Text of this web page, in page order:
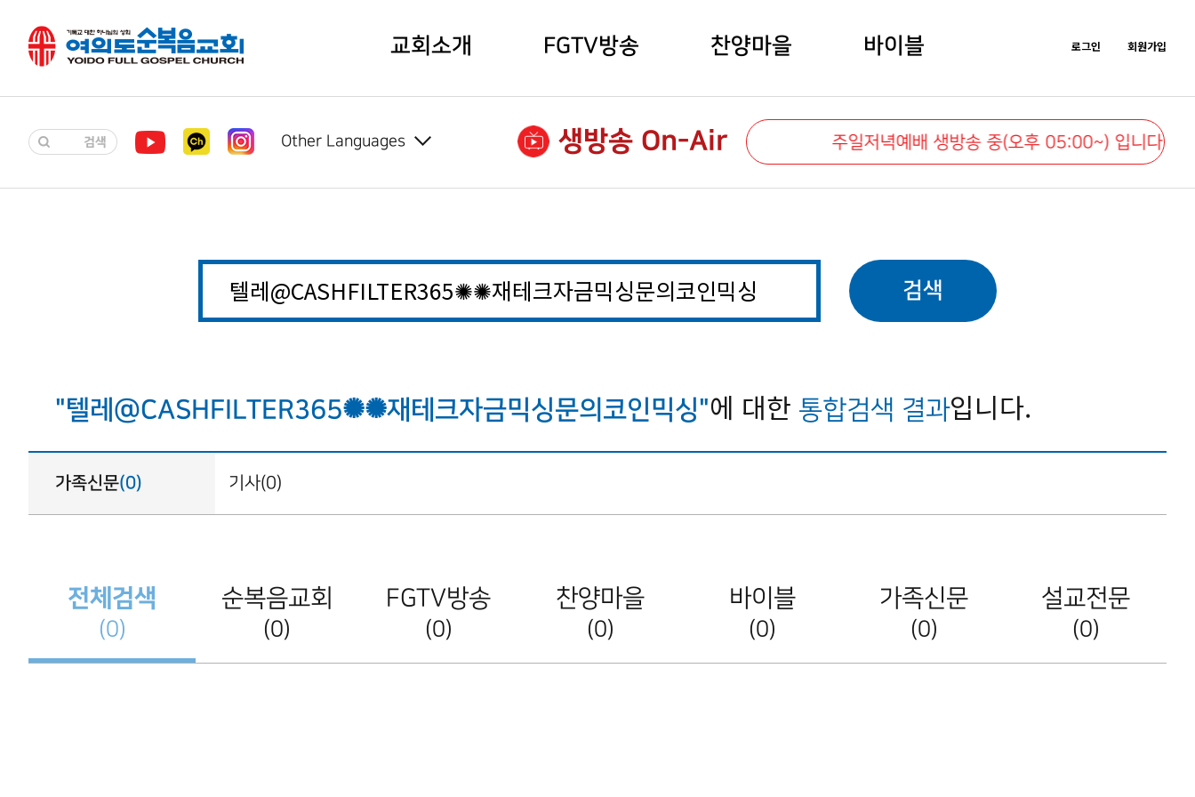
교회소개 FGTV방송 찬양마을 바이블 로그인 회원가입
Other Languages 생방송 On-Air 주일저녁예배 생방송 중(오후 05:00~) 입니다.
검색
"텔레@CASHFILTER365✺✺재테크자금믹싱문의코인믹싱"에 대한 통합검색 결과입니다.
가족신문(0) 기사(0)
전체검색
(0)
순복음교회
(0)
FGTV방송
(0)
찬양마을
(0)
바이블
(0)
가족신문
(0)
설교전문
(0)